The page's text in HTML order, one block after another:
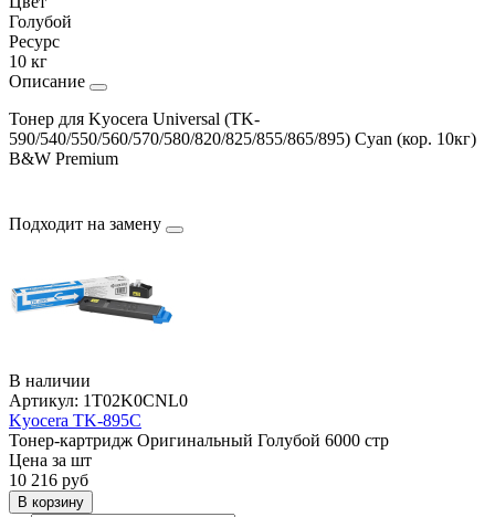
Голубой
Ресурс
10 кг
Описание
Тонер для Kyocera Universal (TK-
590/540/550/560/570/580/820/825/855/865/895) Cyan (кор. 10кг)
B&W Premium
Подходит на замену
В наличии
Артикул: 1T02K0CNL0
Kyocera TK-895C
Тонер-картридж Оригинальный Голубой 6000 стр
Цена за шт
10 216 руб
В корзину